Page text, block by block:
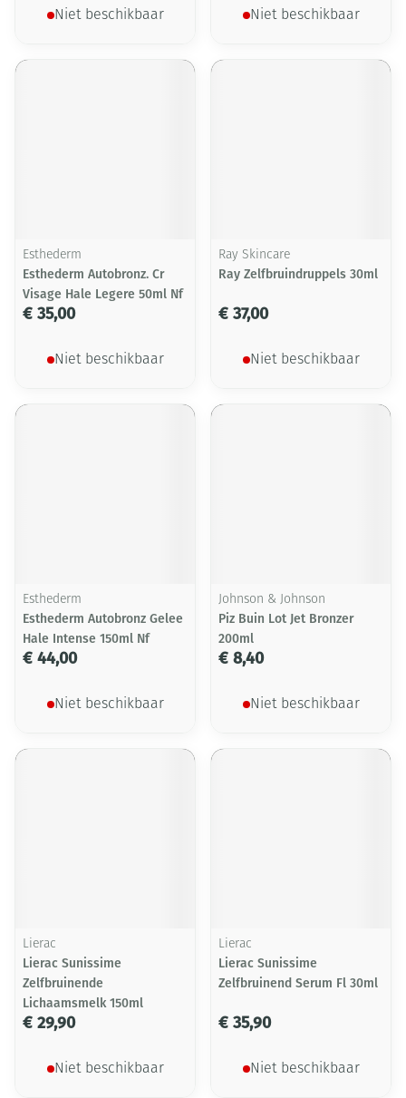
Niet beschikbaar Niet beschikbaar
Esthederm
Esthederm Autobronz. Cr
Visage Hale Legere 50ml Nf
€ 35,00
Niet beschikbaar
Ray Skincare
Ray Zelfbruindruppels 30ml
€ 37,00
Niet beschikbaar
Esthederm
Esthederm Autobronz Gelee
Hale Intense 150ml Nf
€ 44,00
Niet beschikbaar
Johnson & Johnson
Piz Buin Lot Jet Bronzer
200ml
€ 8,40
Niet beschikbaar
Lierac
Lierac Sunissime
Zelfbruinende
Lichaamsmelk 150ml
€ 29,90
Niet beschikbaar
Lierac
Lierac Sunissime
Zelfbruinend Serum Fl 30ml
€ 35,90
Niet beschikbaar